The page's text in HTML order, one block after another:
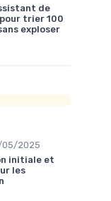
de
trier 100
exploser
05/2025
initiale et
les